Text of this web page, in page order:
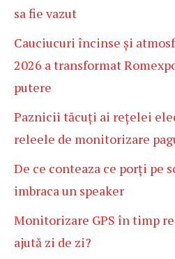
sa fie vazut
Cauciucuri încinse și
2026 a transformat
putere
Paznicii tăcuți ai rețelei
releele de monitorizare
De ce conteaza ce porți pe
imbraca un speaker
Monitorizare GPS în timp
ajută zi de zi?